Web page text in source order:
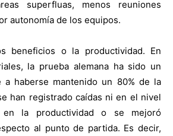
superfluas, menos reuniones
autonomía de los equipos.
beneficios o la productividad. En
la prueba alemana ha sido un
haberse mantenido un 80% de la
han registrado caídas ni en el nivel
la productividad o se mejoró
al punto de partida. Es decir,